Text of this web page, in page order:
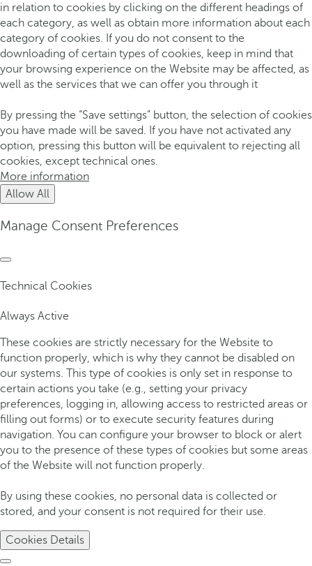
in relation to cookies by clicking on the different headings of
each category, as well as obtain more information about each
category of cookies. If you do not consent to the
downloading of certain types of cookies, keep in mind that
your browsing experience on the Website may be affected, as
well as the services that we can offer you through it
By pressing the “Save settings” button, the selection of cookies
you have made will be saved. If you have not activated any
option, pressing this button will be equivalent to rejecting all
cookies, except technical ones.
More information
Allow All
Manage Consent Preferences
Technical Cookies
Always Active
These cookies are strictly necessary for the Website to
function properly, which is why they cannot be disabled on
our systems. This type of cookies is only set in response to
certain actions you take (e.g., setting your privacy
preferences, logging in, allowing access to restricted areas or
filling out forms) or to execute security features during
navigation. You can configure your browser to block or alert
you to the presence of these types of cookies but some areas
of the Website will not function properly.
By using these cookies, no personal data is collected or
stored, and your consent is not required for their use.
Cookies Details